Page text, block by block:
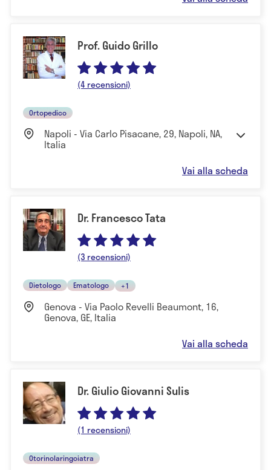
Prof. Guido Grillo
(4 recensioni)
Ortopedico
Napoli - Via Carlo Pisacane, 29, Napoli, NA,
Italia
Vai alla scheda
Dr. Francesco Tata
(3 recensioni)
Dietologo Ematologo +1
Genova - Via Paolo Revelli Beaumont, 16,
Genova, GE, Italia
Vai alla scheda
Dr. Giulio Giovanni Sulis
(1 recensioni)
Otorinolaringoiatra